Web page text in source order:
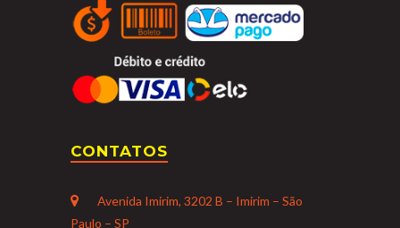
CONTATOS
Avenida Imirim, 3202 B – Imirim – São
Paulo – SP